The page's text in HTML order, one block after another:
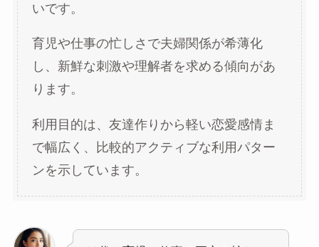
いです。
育児や仕事の忙しさで夫婦関係が希薄化
し、新鮮な刺激や理解者を求める傾向があ
ります。
利用目的は、友達作りから軽い恋愛感情ま
で幅広く、比較的アクティブな利用パター
ンを示しています。